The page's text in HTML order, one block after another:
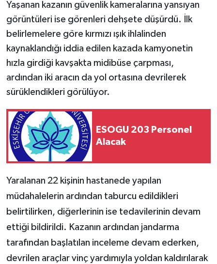
Yaşanan kazanın güvenlik kameralarına yansıyan
görüntüleri ise görenleri dehşete düşürdü. İlk
belirlemelere göre kırmızı ışık ihlalinden
kaynaklandığı iddia edilen kazada kamyonetin
hızla girdiği kavşakta midibüse çarpması,
ardından iki aracın da yol ortasına devrilerek
sürüklendikleri görülüyor.
ESOGU 203 Personel
Alacak
Yaralanan 22 kişinin hastanede yapılan
müdahalelerin ardından taburcu edildikleri
belirtilirken, diğerlerinin ise tedavilerinin devam
ettiği bildirildi. Kazanın ardından jandarma
tarafından başlatılan inceleme devam ederken,
devrilen araçlar vinç yardımıyla yoldan kaldırılarak